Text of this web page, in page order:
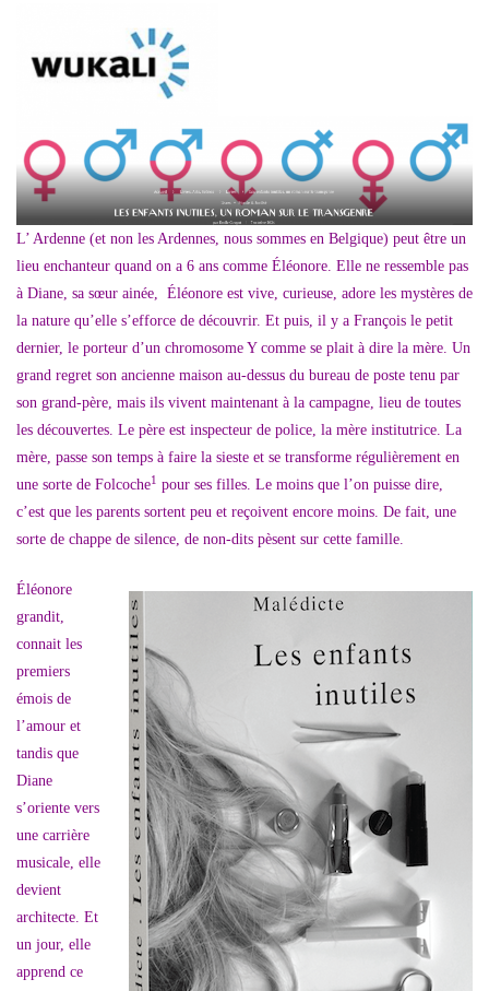
L’ Ardenne (et non les Ardennes, nous sommes en Belgique) peut être un
lieu enchanteur quand on a 6 ans comme Éléonore. Elle ne ressemble pas
à Diane, sa sœur ainée, Éléonore est vive, curieuse, adore les mystères de
la nature qu’elle s’efforce de découvrir. Et puis, il y a François le petit
dernier, le porteur d’un chromosome Y comme se plait à dire la mère. Un
grand regret son ancienne maison au-dessus du bureau de poste tenu par
son grand-père, mais ils vivent maintenant à la campagne, lieu de toutes
les découvertes. Le père est inspecteur de police, la mère institutrice. La
mère, passe son temps à faire la sieste et se transforme régulièrement en
une sorte de Folcoche1
pour ses filles. Le moins que l’on puisse dire,
c’est que les parents sortent peu et reçoivent encore moins. De fait, une
sorte de chappe de silence, de non-dits pèsent sur cette famille.
Éléonore
grandit,
connait les
premiers
émois de
l’amour et
tandis que
Diane
s’oriente vers
une carrière
musicale, elle
devient
architecte. Et
un jour, elle
apprend ce